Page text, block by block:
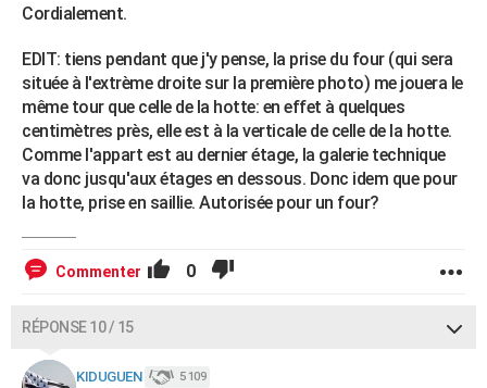
Cordialement.
EDIT: tiens pendant que j'y pense, la prise du four (qui sera
située à l'extrème droite sur la première photo) me jouera le
même tour que celle de la hotte: en effet à quelques
centimètres près, elle est à la verticale de celle de la hotte.
Comme l'appart est au dernier étage, la galerie technique
va donc jusqu'aux étages en dessous. Donc idem que pour
la hotte, prise en saillie. Autorisée pour un four?
Commenter 0
RÉPONSE 10 / 15
KIDUGUEN 5 109